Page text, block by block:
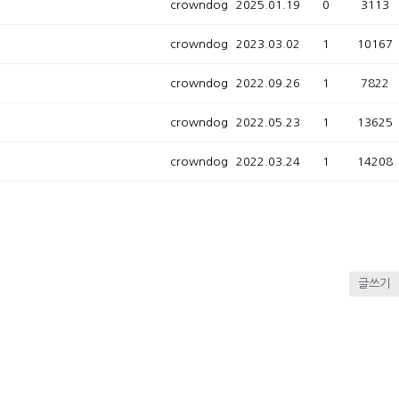
crowndog 2025.01.19 0 3113
crowndog 2023.03.02 1 10167
crowndog 2022.09.26 1 7822
crowndog 2022.05.23 1 13625
crowndog 2022.03.24 1 14208
글쓰기